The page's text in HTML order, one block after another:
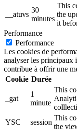
__atuvs
30
minutes
This
the
it
Performance
Performance
Les cookies de
analyser les principaux
contribue à offrir une
Cookie Durée
_gat
1
minute
This
YSC
session
This
the